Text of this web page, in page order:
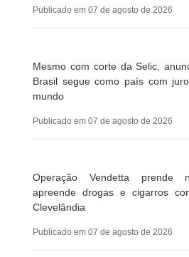
Publicado em 07 de agosto de 2026
Mesmo com corte da Selic,
Brasil segue como país com
mundo
Publicado em 07 de agosto de 2026
Operação Vendetta prende
apreende drogas e cigarros
Clevelândia
Publicado em 07 de agosto de 2026